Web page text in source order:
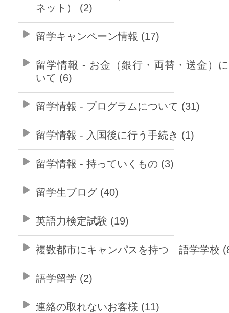
ネット） (2)
留学キャンペーン情報 (17)
留学情報 - お金（銀行・両替・送金）
いて (6)
留学情報 - プログラムについて (31)
留学情報 - 入国後に行う手続き (1)
留学情報 - 持っていくもの (3)
留学生ブログ (40)
英語力検定試験 (19)
複数都市にキャンパスを持つ 語学学校
語学留学 (2)
連絡の取れないお客様 (11)